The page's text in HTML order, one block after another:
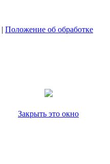
| Положение об обработке
Закрыть это окно